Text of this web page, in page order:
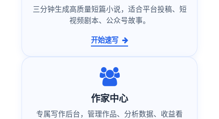
三分钟生成高质量短篇小说，适合平台投稿、短
视频剧本、公众号故事。
开始速写
作家中心
专属写作后台，管理作品、分析数据、收益看